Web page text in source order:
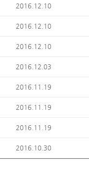
2016.12.10
2016.12.10
2016.12.10
2016.12.03
2016.11.19
2016.11.19
2016.11.19
2016.10.30